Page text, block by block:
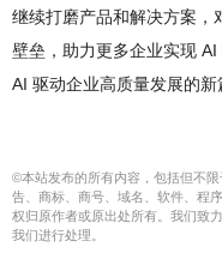
继续打磨产品和解决方案，
壁垒，助力更多企业实现
AI 驱动企业高质量发展的新
©本站发布的所有内容，包括但不
告、商标、商号、域名、软件、程
权归原作者或原出处所有。我们致
我们进行处理。